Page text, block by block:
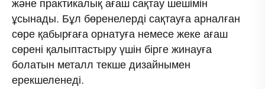
және практикалық ағаш сақтау шешімін
ұсынады. Бұл бөренелерді сақтауға арналған
сөре қабырғаға орнатуға немесе жеке ағаш
сөрені қалыптастыру үшін бірге жинауға
болатын металл текше дизайнымен
ерекшеленеді.